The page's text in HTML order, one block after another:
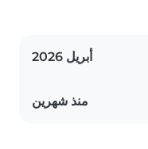
أبريل 2026
منذ شهرين